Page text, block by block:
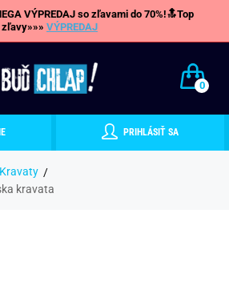
VÝPREDAJ so zľavami do 70%!🔝Top
zľavy»»» VÝPREDAJ
0
PRIHLÁSIŤ SA
Kravaty
kravata